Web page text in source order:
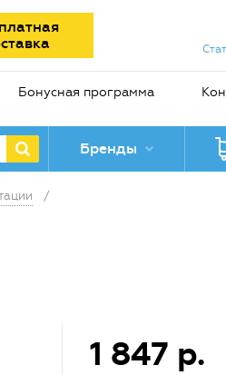
Бонусная программа
Бренды
/
1 847 р.